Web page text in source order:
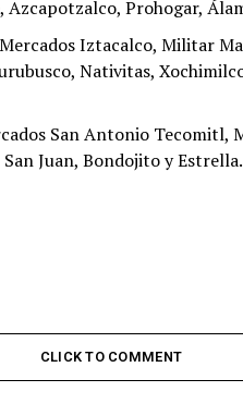
Azcapotzalco, Prohogar,
Iztacalco, Militar
Nativitas,
San Antonio Tecomitl,
Juan, Bondojito y Estrella.
CLICK TO COMMENT